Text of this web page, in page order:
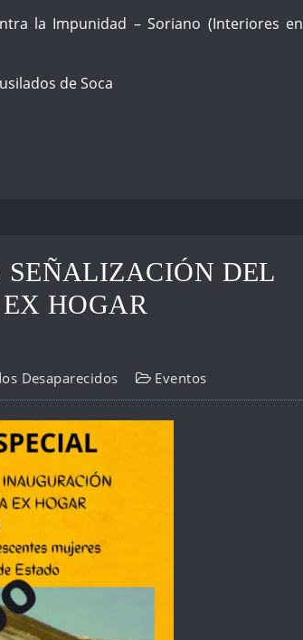
la Impunidad – Soriano (Interiores en
de Soca
DEL
HOGAR
Desaparecidos Eventos